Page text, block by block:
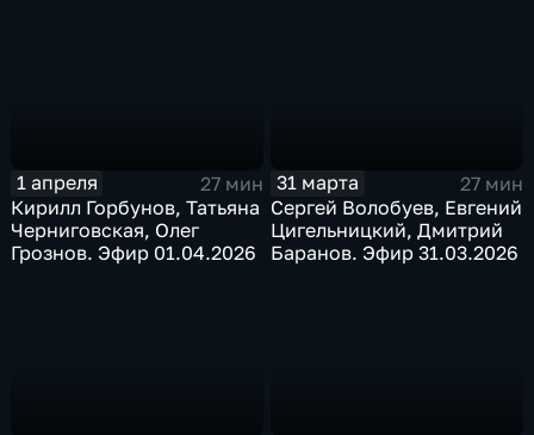
1 апреля
27 мин
Кирилл Горбунов, Татьяна
Черниговская, Олег
Грознов. Эфир 01.04.2026
31 марта
27 мин
Сергей Волобуев, Евгений
Цигельницкий, Дмитрий
Баранов. Эфир 31.03.2026